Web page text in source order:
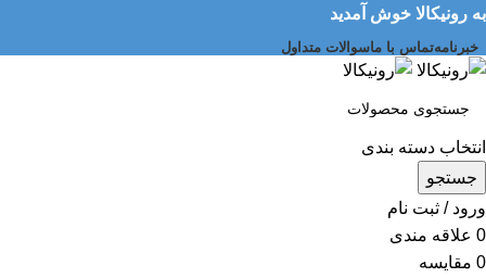
به رونیکالا خوش آمدید
خبرنامهتماس با ماسوالات متداول
انتخاب دسته بندی
جستجو
ورود / ثبت نام
0 علاقه مندی
0 مقایسه